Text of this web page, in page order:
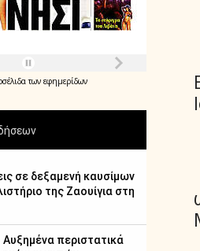
των εφημερίδων